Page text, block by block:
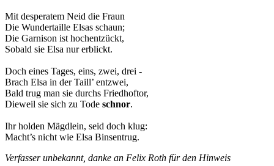
Mit desperatem Neid die Fraun
Die Wundertaille Elsas schaun;
Die Garnison ist hochentzückt,
Sobald sie Elsa nur erblickt.
Doch eines Tages, eins, zwei, drei -
Brach Elsa in der Taill’ entzwei,
Bald trug man sie durchs Friedhoftor,
Dieweil sie sich zu Tode schnor.
Ihr holden Mägdlein, seid doch klug:
Macht’s nicht wie Elsa Binsentrug.
Verfasser unbekannt, danke an Felix Roth für den Hinweis